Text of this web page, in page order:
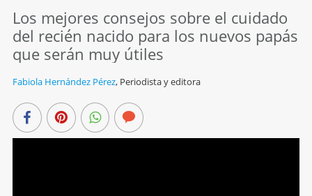
Los mejores consejos sobre el cuidado
del recién nacido para los nuevos papás
que serán muy útiles
Fabiola Hernández Pérez, Periodista y editora